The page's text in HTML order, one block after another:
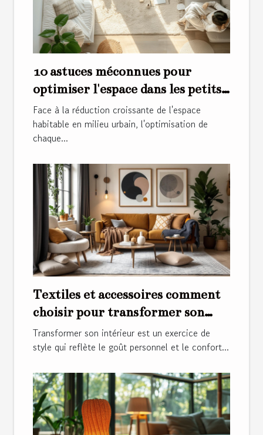
10 astuces méconnues pour
optimiser l'espace dans les petits
appartements
Face à la réduction croissante de l'espace
habitable en milieu urbain, l'optimisation de
chaque...
Textiles et accessoires comment
choisir pour transformer son
intérieur
Transformer son intérieur est un exercice de
style qui reflète le goût personnel et le confort...